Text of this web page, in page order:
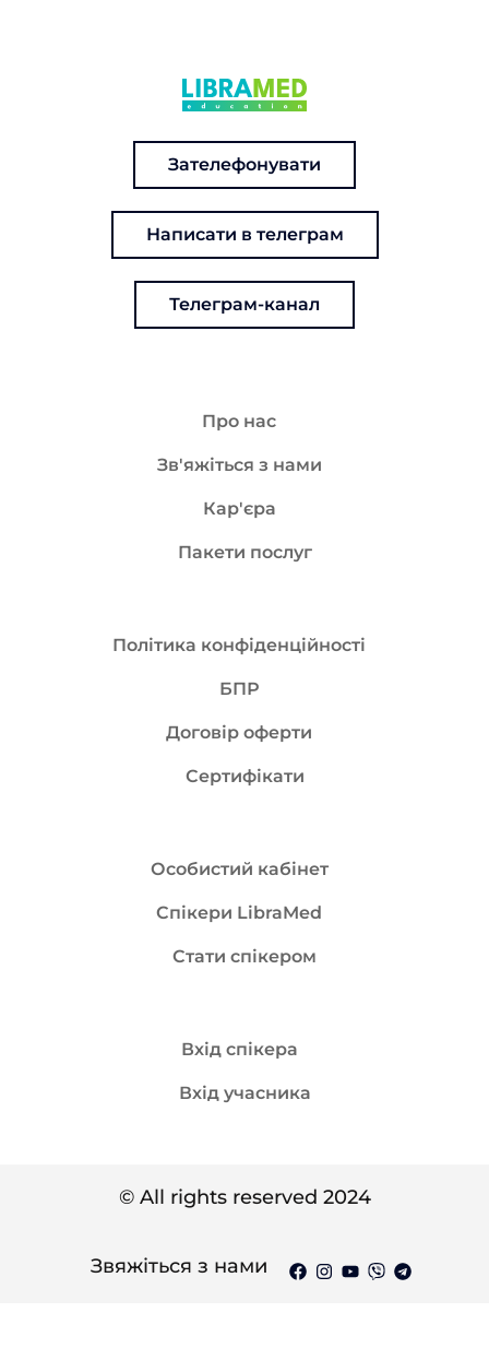
Зателефонувати
Написати в телеграм
Телеграм-канал
Про нас
Зв'яжіться з нами
Кар'єра
Пакети послуг
Політика конфіденційності
БПР
Договір оферти
Сертифікати
Особистий кабінет
Спікери LibraMed
Стати спікером
Вхід спікера
Вхід учасника
© All rights reserved 2024
Звяжіться з нами